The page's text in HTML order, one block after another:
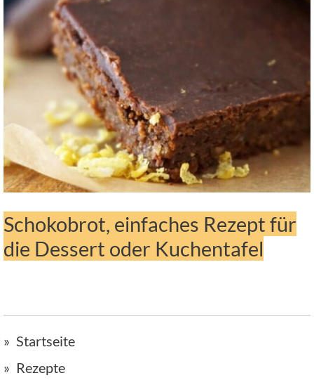
Schokobrot, einfaches Rezept für
die Dessert oder Kuchentafel
Startseite
Rezepte